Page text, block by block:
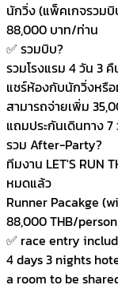
นักวิ่ง (แพ็คเกจรวม
88,000 บาท/ท่าน
✅ รวมบิบ?
รวมโรงแรม 4 วัน 3
แชร์ห้องกับนักวิ่งหรื
สามารถจ่ายเพิ่ม
แถมประกันเดินทาง 7
รวม After-Party?
ทีมงาน LET'S RUN
หมดแล้ว
Runner Pacakge
88,000 THB/person
✅ race entry
4 days 3 nights
a room to be